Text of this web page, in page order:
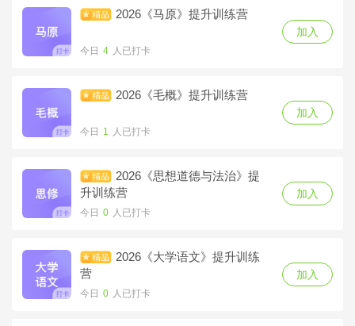
夺分营
加入
特训营
加入
2025《马原》高频考点特训
营
加入
营
加入
2026《马原》提升训练营
今日 4 人已打卡
加入
2026《毛概》提升训练营
今日 1 人已打卡
加入
2026《思想道德与法治》提
升训练营
今日 0 人已打卡
加入
2026《大学语文》提升训练
营
今日 0 人已打卡
加入